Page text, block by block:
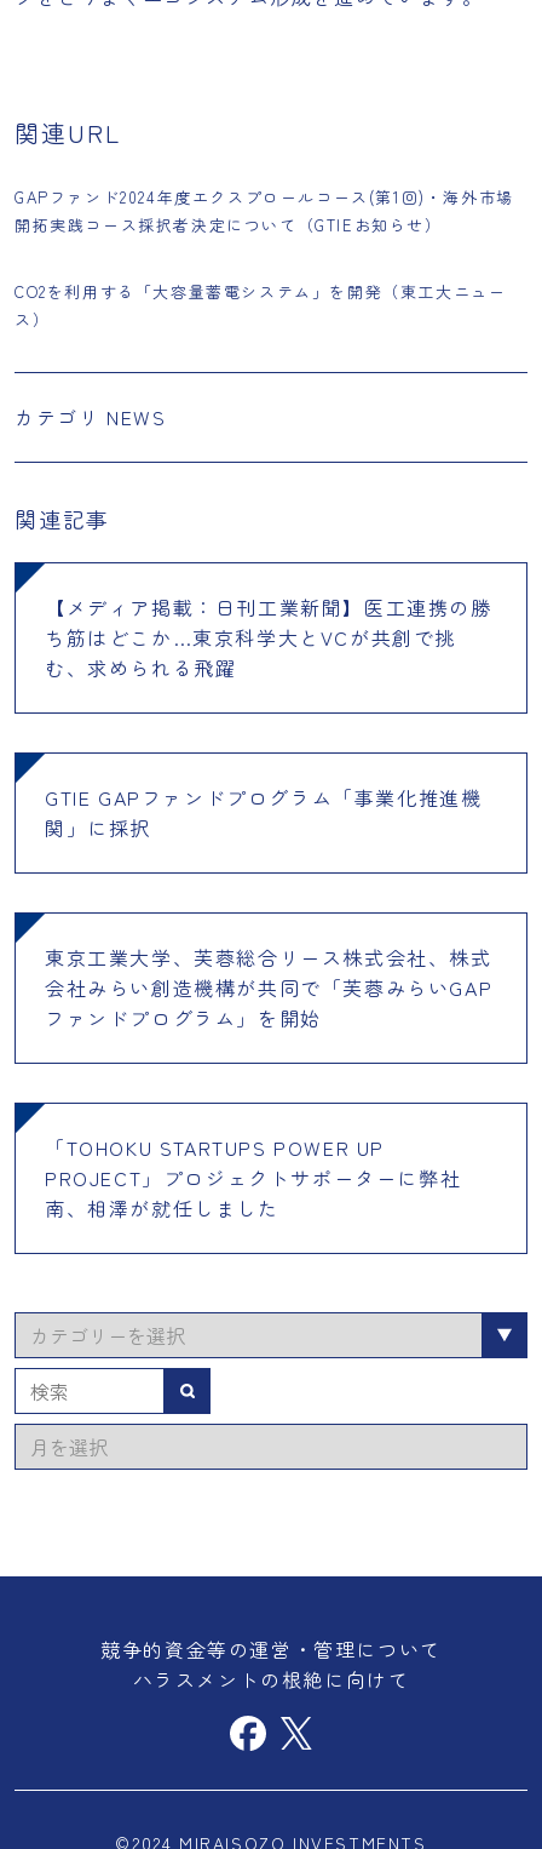
関連URL
GAPファンド2024年度エクスプロールコース(第1回)・海外市場
開拓実践コース採択者決定について（GTIEお知らせ）
CO2を利用する「大容量蓄電システム」を開発（東工大ニュー
ス）
カテゴリ NEWS
関連記事
【メディア掲載：日刊工業新聞】医工連携の勝
ち筋はどこか…東京科学大とVCが共創で挑
む、求められる飛躍
GTIE GAPファンドプログラム「事業化推進機
関」に採択
東京工業大学、芙蓉総合リース株式会社、株式
会社みらい創造機構が共同で「芙蓉みらいGAP
ファンドプログラム」を開始
「TOHOKU STARTUPS POWER UP
PROJECT」プロジェクトサポーターに弊社
南、相澤が就任しました
カ
テ
ゴ
リ
ー
ー
競争的資金等の運営・管理について
ハラスメントの根絶に向けて
©2024 MIRAISOZO INVESTMENTS